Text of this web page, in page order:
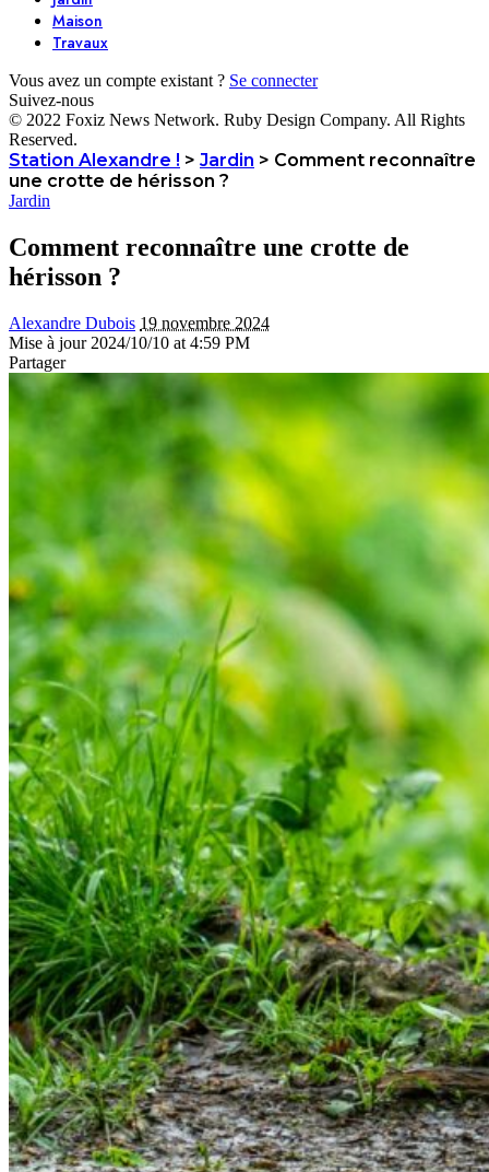
Maison
Travaux
Vous avez un compte existant ? Se connecter
Suivez-nous
© 2022 Foxiz News Network. Ruby Design Company. All Rights
Reserved.
Station Alexandre ! > Jardin > Comment reconnaître
une crotte de hérisson ?
Jardin
Comment reconnaître une crotte de
hérisson ?
Alexandre Dubois 19 novembre 2024
Mise à jour 2024/10/10 at 4:59 PM
Partager